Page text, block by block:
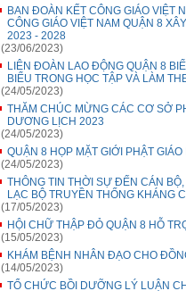
BAN ĐOÀN KẾT CÔNG GIÁO VIỆT
CÔNG GIÁO VIỆT NAM QUẬN 8
2023 - 2028
(23/06/2023)
LIÊN ĐOÀN LAO ĐỘNG QUẬN 8
BIỂU TRONG HỌC TẬP VÀ LÀM
(24/05/2023)
THĂM CHÚC MỪNG CÁC CƠ SỞ
DƯƠNG LỊCH 2023
(24/05/2023)
QUẬN 8 HỌP MẶT GIỚI PHẬT
(24/05/2023)
THÔNG TIN THỜI SỰ ĐẾN CÁN
LẠC BỘ TRUYỀN THỐNG KHÁNG
(17/05/2023)
HỘI CHỮ THẬP ĐỎ QUẬN 8 HỖ
(15/05/2023)
KHÁM BỆNH NHÂN ĐẠO CHO
(14/05/2023)
TỔ CHỨC BỒI DƯỠNG LÝ LUẬN